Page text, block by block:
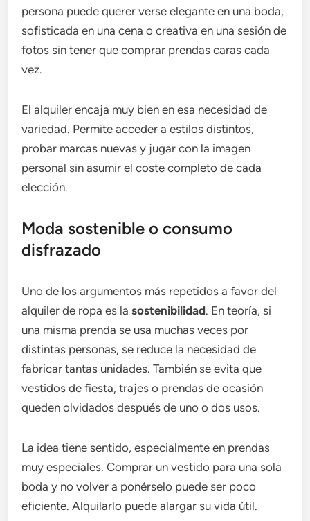
persona puede querer verse elegante en una boda,
sofisticada en una cena o creativa en una sesión de
fotos sin tener que comprar prendas caras cada
vez.
El alquiler encaja muy bien en esa necesidad de
variedad. Permite acceder a estilos distintos,
probar marcas nuevas y jugar con la imagen
personal sin asumir el coste completo de cada
elección.
Moda sostenible o consumo
disfrazado
Uno de los argumentos más repetidos a favor del
alquiler de ropa es lasostenibilidad. En teoría, si
una misma prenda se usa muchas veces por
distintas personas, se reduce la necesidad de
fabricar tantas unidades. También se evita que
vestidos de fiesta, trajes o prendas de ocasión
queden olvidados después de uno o dos usos.
La idea tiene sentido, especialmente en prendas
muy especiales. Comprar un vestido para una sola
boda y no volver a ponérselo puede ser poco
eficiente. Alquilarlo puede alargar su vida útil.